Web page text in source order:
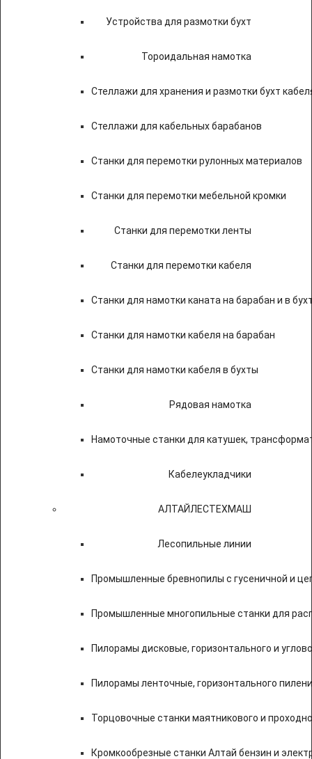
Устройства для размотки бухт
Тороидальная намотка
Стеллажи для хранения и размотки бухт
Стеллажи для кабельных барабанов
Станки для перемотки рулонных материалов
Станки для перемотки мебельной кромки
Станки для перемотки ленты
Станки для перемотки кабеля
Станки для намотки каната на барабан и в
Станки для намотки кабеля на барабан
Станки для намотки кабеля в бухты
Рядовая намотка
Намоточные станки для катушек,
Кабелеукладчики
АЛТАЙЛЕСТЕХМАШ
Лесопильные линии
Промышленные бревнопилы с гусеничной и
Промышленные многопильные станки для
Пилорамы дисковые, горизонтального и
Пилорамы ленточные, горизонтального
Торцовочные станки маятникового и
Кромкообрезные станки Алтай бензин и